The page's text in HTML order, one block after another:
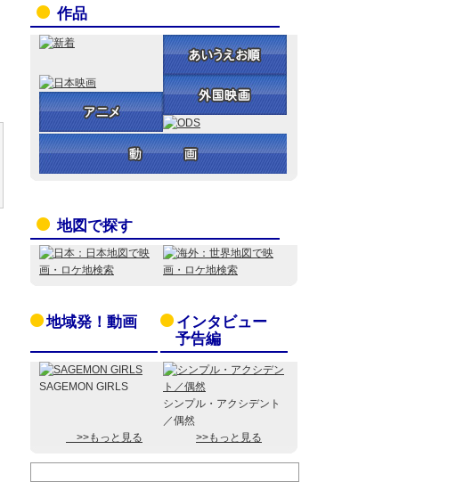
作品
地図で探す
地域発！動画
インタビュー
予告編
SAGEMON GIRLS
シンプル・アクシデント
／偶然
>>もっと見る
>>もっと見る